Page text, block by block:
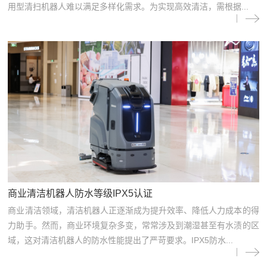
用型清扫机器人难以满足多样化需求。为实现高效清洁，需根据...
商业清洁机器人防水等级IPX5认证
商业清洁领域，清洁机器人正逐渐成为提升效率、降低人力成本的得
力助手。然而，商业环境复杂多变，常常涉及到潮湿甚至有水渍的区
域，这对清洁机器人的防水性能提出了严苛要求。IPX5防水...